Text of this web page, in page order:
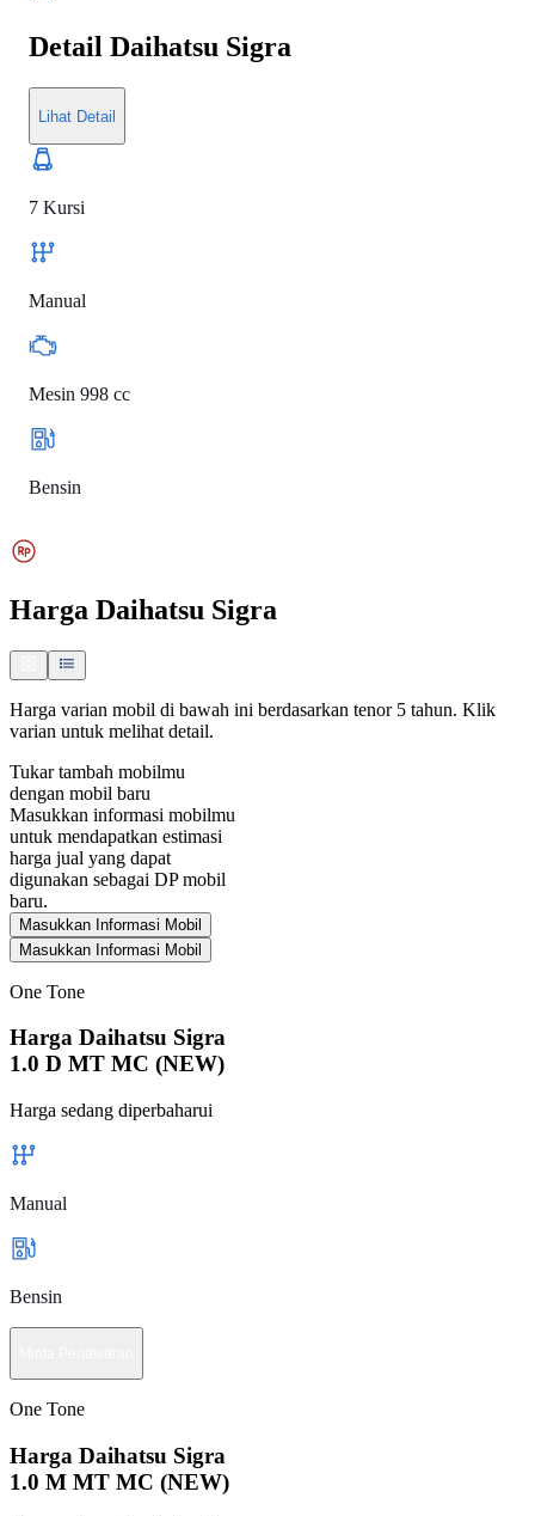
Detail Daihatsu Sigra
Lihat Detail
7 Kursi
Manual
Mesin 998 cc
Bensin
Harga Daihatsu Sigra
Harga varian mobil di bawah ini berdasarkan tenor 5 tahun. Klik
varian untuk melihat detail.
Tukar tambah mobilmu
dengan mobil baru
Masukkan informasi mobilmu
untuk mendapatkan estimasi
harga jual yang dapat
digunakan sebagai DP mobil
baru.
Masukkan Informasi Mobil
Masukkan Informasi Mobil
One Tone
Harga Daihatsu Sigra
1.0 D MT MC (NEW)
Harga sedang diperbaharui
Manual
Bensin
One Tone
Harga Daihatsu Sigra
1.0 M MT MC (NEW)